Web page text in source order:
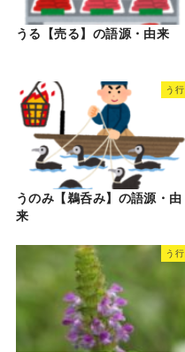
うる【売る】の語源・由来
う行
うのみ【鵜呑み】の語源・由
来
う行